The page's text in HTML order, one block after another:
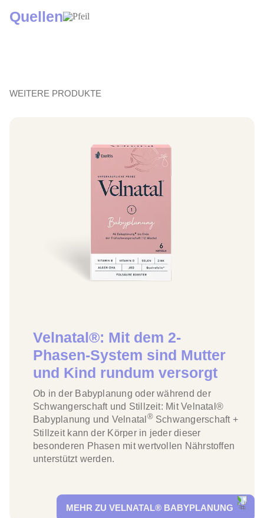
4/5
Quellen
WEITERE PRODUKTE
Velnatal®: Mit dem 2-
Phasen-System sind Mutter
und Kind rundum versorgt
Ob in der Babyplanung oder während der
Schwangerschaft und Stillzeit: Mit Velnatal®
Babyplanung und Velnatal ®Schwangerschaft +
Stillzeit kann der Körper in jeder dieser
besonderen Phasen mit wertvollen Nährstoffen
unterstützt werden.
MEHR ZU VELNATAL® BABYPLANUNG